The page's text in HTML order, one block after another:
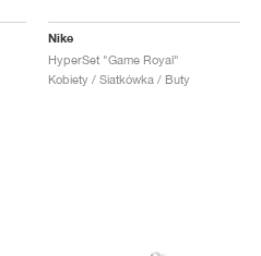
Nike
HyperSet "Game Royal"
Kobiety / Siatkówka / Buty